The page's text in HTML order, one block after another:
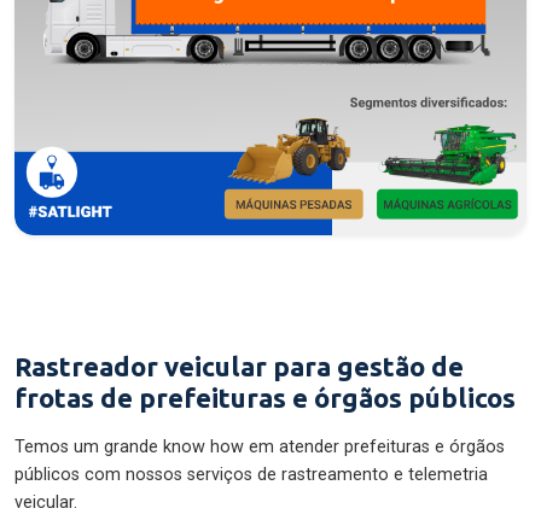
Rastreador veicular para gestão de
frotas de prefeituras e órgãos públicos
Temos um grande know how em atender prefeituras e órgãos
públicos com nossos serviços de rastreamento e telemetria
veicular.